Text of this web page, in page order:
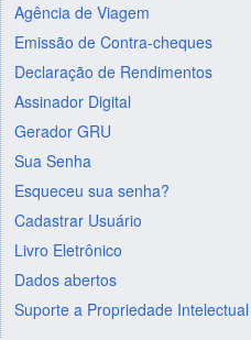
Agência de Viagem
Emissão de Contra-cheques
Declaração de Rendimentos
Assinador Digital
Gerador GRU
Sua Senha
Esqueceu sua senha?
Cadastrar Usuário
Livro Eletrônico
Dados abertos
Suporte a Propriedade Intelectual